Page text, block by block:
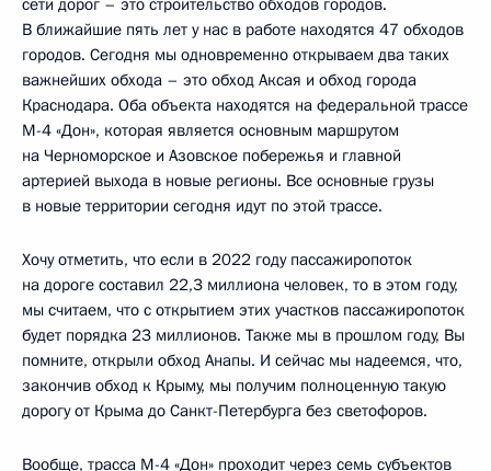
В ближайшие пять лет у нас в работе находятся 47 обходов
городов. Сегодня мы одновременно открываем два таких
важнейших обхода – это обход Аксая и обход города
Краснодара. Оба объекта находятся на федеральной трассе
М-4 «Дон», которая является основным маршрутом
на Черноморское и Азовское побережья и главной
артерией выхода в новые регионы. Все основные грузы
в новые территории сегодня идут по этой трассе.
Хочу отметить, что если в 2022 году пассажиропоток
на дороге составил 22,3 миллиона человек, то в этом году,
мы считаем, что с открытием этих участков пассажиропоток
будет порядка 23 миллионов. Также мы в прошлом году, Вы
помните, открыли обход Анапы. И сейчас мы надеемся, что,
закончив обход к Крыму, мы получим полноценную такую
дорогу от Крыма до Санкт-Петербурга без светофоров.
Вообще, трасса М-4 «Дон» проходит через семь субъектов